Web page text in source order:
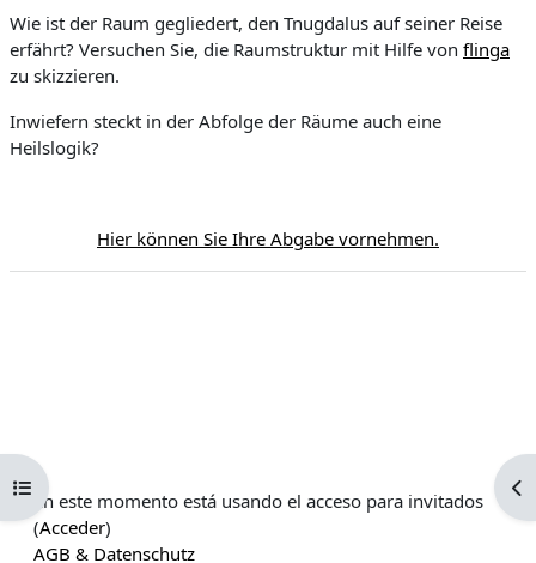
Abrir índice del curso
i
V
d
Wie ist der Raum gegliedert, den Tnugdalus auf seiner Reise
erfährt? Versuchen Sie, die Raumstruktur mit Hilfe von flinga
zu skizzieren.
Inwiefern steckt in der Abfolge der Räume auch eine
Heilslogik?
Hier können Sie Ihre Abgabe vornehmen.
En este momento está usando el acceso para invitados
(Acceder)
AGB & Datenschutz